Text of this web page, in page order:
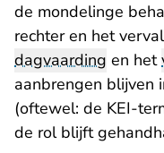
de mondelinge
rechter en het
dagvaarding en het
aanbrengen blijven
(oftewel: de KEI-
de rol blijft